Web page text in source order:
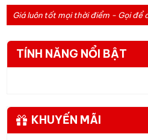
Giá luôn tốt mọi thời điểm - Gọi để
TÍNH NĂNG NỔI BẬT
KHUYẾN MÃI